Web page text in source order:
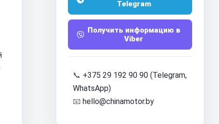
Telegram
Получить информацию в
Viber
📞 +375 29 192 90 90 (Telegram,
WhatsApp)
📧 hello@chinamotor.by